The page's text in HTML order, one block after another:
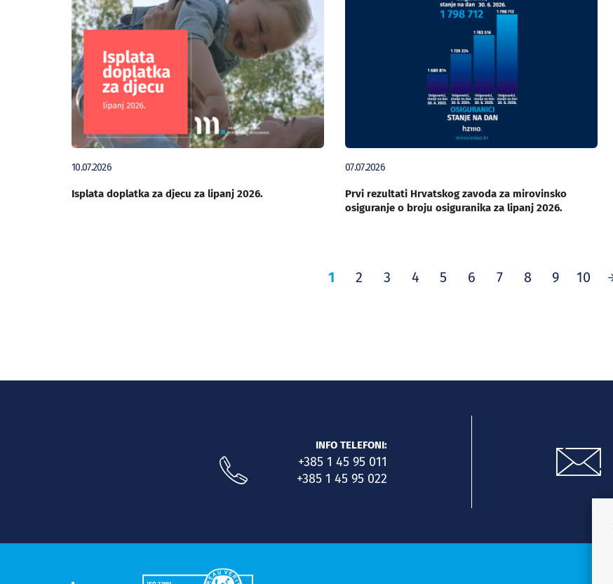
10.07.2026
Isplata doplatka za djecu za lipanj 2026.
07.07.2026
Prvi rezultati Hrvatskog zavoda za mirovinsko
osiguranje o broju osiguranika za lipanj 2026.
1 2 3 4 5 6 7 8 9 10
INFO TELEFONI:
+385 1 45 95 011
+385 1 45 95 022